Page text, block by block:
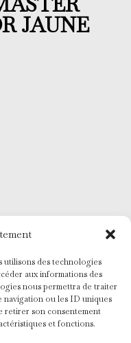
utilisons des technologies
aux informations des
nous permettra de traiter
navigation ou les ID uniques
retirer son consentement
et fonctions.
JAUNE